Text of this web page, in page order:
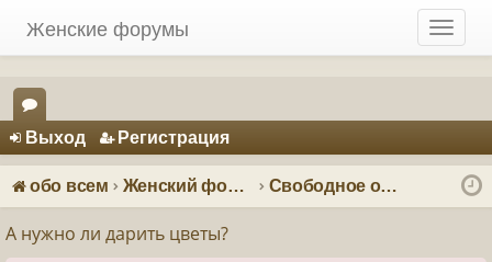
T
o
l
n
v
Женские форумы
Регистрация
ор
ум
Выход Регистрация
обо всем Женский форум о мужчинах Свободное общение
А нужно ли дарить цветы?